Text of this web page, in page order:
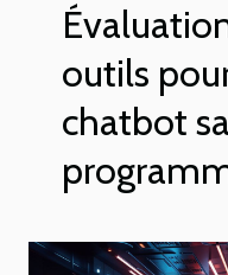
outils
chatbot